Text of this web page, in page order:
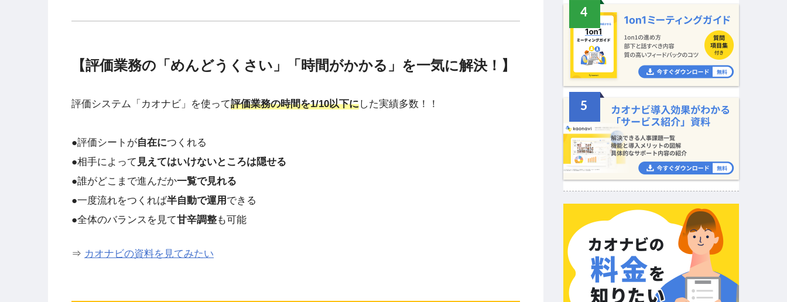
【評価業務の「めんどうくさい」「時間がかかる」を一気に解決！】
評価システム「カオナビ」を使って評価業務の時間を1/10以下にした実績多数！！
●評価シートが自在につくれる
●相手によって 見えてはいけないところは隠せる
●誰がどこまで進んだか一覧で見れる
●一度流れをつくれば半自動で運用 できる
●全体のバランスを見て甘辛調整も可能
⇒ カオナビの資料を見てみたい